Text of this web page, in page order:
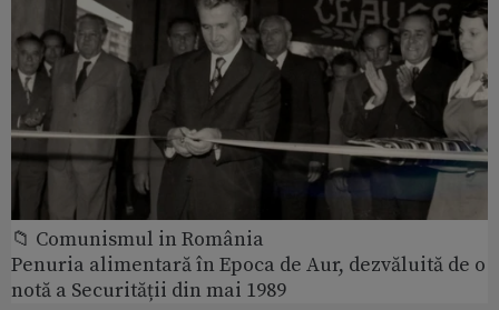
📁 Comunismul in România
Penuria alimentară în Epoca de Aur, dezvăluită de o
notă a Securității din mai 1989